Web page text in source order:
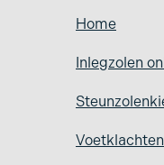
Home
Inlegzolen
Voetklachten